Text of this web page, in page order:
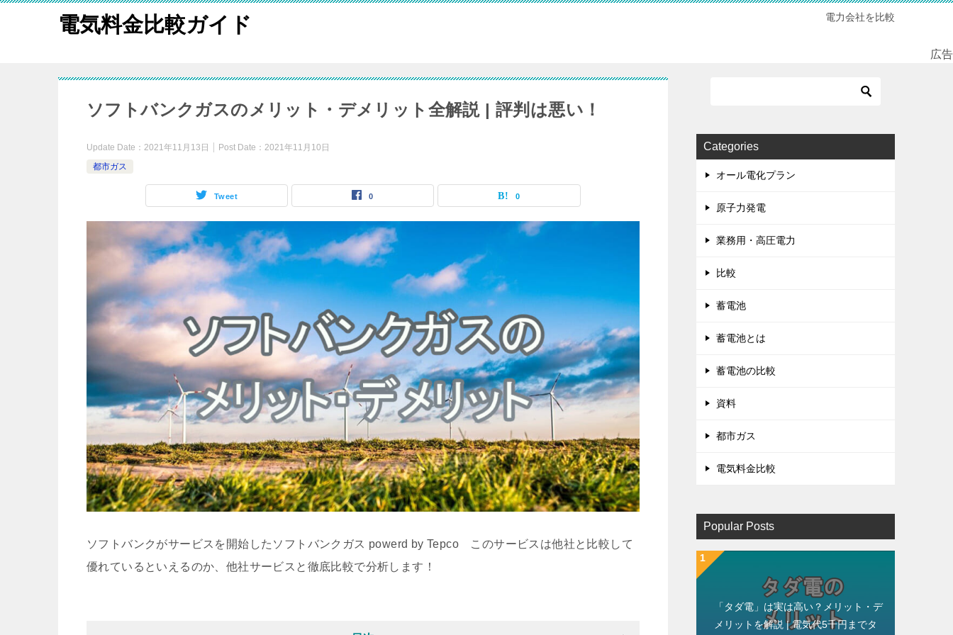
電気料金比較ガイド 電力会社を比較
広告
ソフトバンクガスのメリット・デメリット全解説 | 評判は悪い！
Update Date： 2021年11月13日 Post Date： 2021年11月10日
都市ガス
Tweet 0 0
ソフトバンクがサービスを開始したソフトバンクガス powerd by Tepco このサービスは他社と比較して
優れているといえるのか、他社サービスと徹底比較で分析します！
Categories
オール電化プラン
原子力発電
業務用・高圧電力
比較
蓄電池
蓄電池とは
蓄電池の比較
資料
都市ガス
電気料金比較
Popular Posts
「タダ電」は実は高い？メリット・デ
メリットを解説 | 電気代5千円までタ